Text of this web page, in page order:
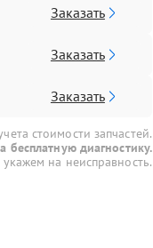
Заказать
Заказать
Заказать
стоимости запчастей.
бесплатную диагностику.
на неисправность.